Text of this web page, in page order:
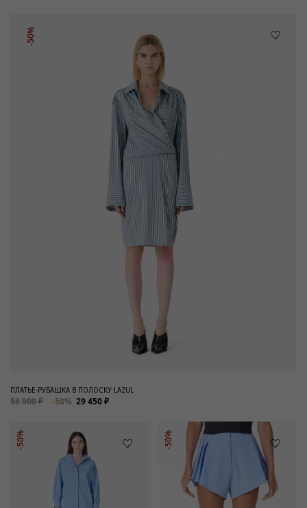
-50%
ПЛАТЬЕ-РУБАШКА В ПОЛОСКУ LAZUL
58 900 ₽ -50% 29 450 ₽
-50% -50%